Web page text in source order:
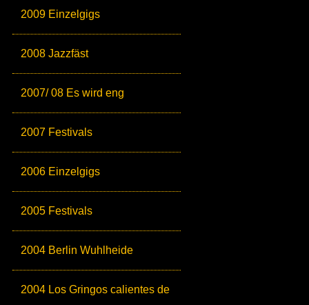
2009 Einzelgigs
2008 Jazzfäst
2007/ 08 Es wird eng
2007 Festivals
2006 Einzelgigs
2005 Festivals
2004 Berlin Wuhlheide
2004 Los Gringos calientes de